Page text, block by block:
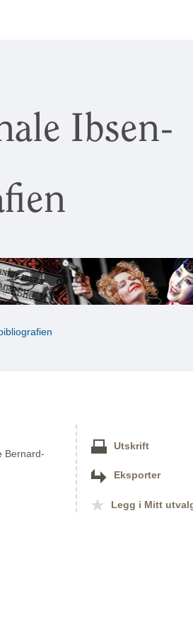
Ibsen-
Bernard-
Utskrift
Eksporter
Legg i Mitt